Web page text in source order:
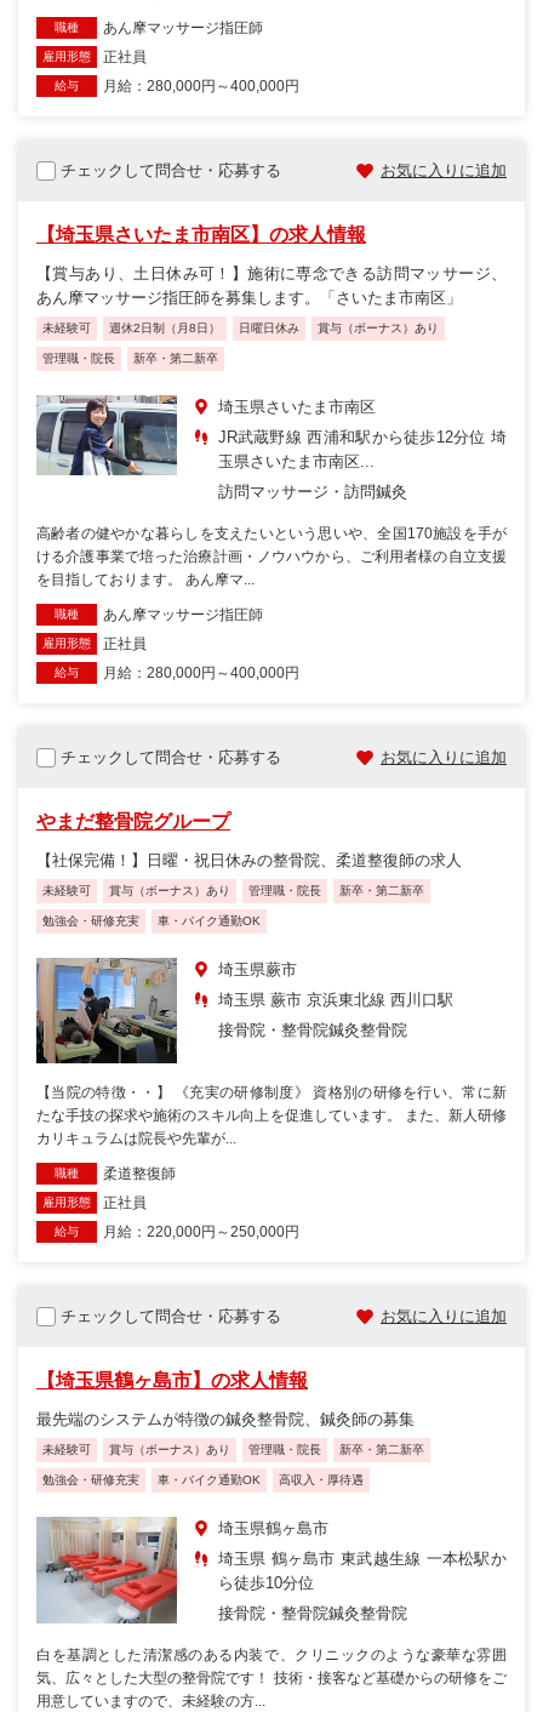
職種 あん摩マッサージ指圧師
雇用形態 正社員
給与 月給：280,000円～400,000円
チェックして問合せ・応募する お気に入りに追加
【埼玉県さいたま市南区】の求人情報
【賞与あり、土日休み可！】施術に専念できる訪問マッサージ、
あん摩マッサージ指圧師を募集します。「さいたま市南区」
未経験可 週休2日制（月8日） 日曜日休み 賞与（ボーナス）あり
管理職・院長 新卒・第二新卒
埼玉県さいたま市南区
JR武蔵野線 西浦和駅から徒歩12分位 埼
玉県さいたま市南区...
訪問マッサージ・訪問鍼灸
高齢者の健やかな暮らしを支えたいという思いや、全国170施設を手が
ける介護事業で培った治療計画・ノウハウから、ご利用者様の自立支援
を目指しております。 あん摩マ...
職種 あん摩マッサージ指圧師
雇用形態 正社員
給与 月給：280,000円～400,000円
チェックして問合せ・応募する お気に入りに追加
やまだ整骨院グループ
【社保完備！】日曜・祝日休みの整骨院、柔道整復師の求人
未経験可 賞与（ボーナス）あり 管理職・院長 新卒・第二新卒
勉強会・研修充実 車・バイク通勤OK
埼玉県蕨市
埼玉県 蕨市 京浜東北線 西川口駅
接骨院・整骨院鍼灸整骨院
【当院の特徴・・】 《充実の研修制度》 資格別の研修を行い、常に新
たな手技の探求や施術のスキル向上を促進しています。 また、新人研修
カリキュラムは院長や先輩が...
職種 柔道整復師
雇用形態 正社員
給与 月給：220,000円～250,000円
チェックして問合せ・応募する お気に入りに追加
【埼玉県鶴ヶ島市】の求人情報
最先端のシステムが特徴の鍼灸整骨院、鍼灸師の募集
未経験可 賞与（ボーナス）あり 管理職・院長 新卒・第二新卒
勉強会・研修充実 車・バイク通勤OK 高収入・厚待遇
埼玉県鶴ヶ島市
埼玉県 鶴ヶ島市 東武越生線 一本松駅か
ら徒歩10分位
接骨院・整骨院鍼灸整骨院
白を基調とした清潔感のある内装で、クリニックのような豪華な雰囲
気、広々とした大型の整骨院です！ 技術・接客など基礎からの研修をご
用意していますので、未経験の方...